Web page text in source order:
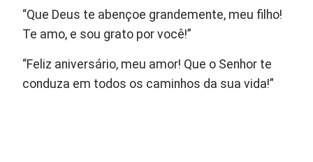
“Que Deus te abençoe grandemente, meu filho!
Te amo, e sou grato por você!”
“Feliz aniversário, meu amor! Que o Senhor te
conduza em todos os caminhos da sua vida!”